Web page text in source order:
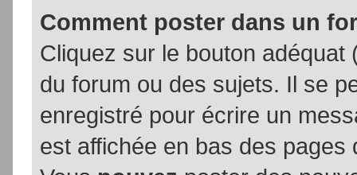
Comment poster dans un
Cliquez sur le bouton
du forum ou des sujets. Il se
enregistré pour écrire un
est affichée en bas des